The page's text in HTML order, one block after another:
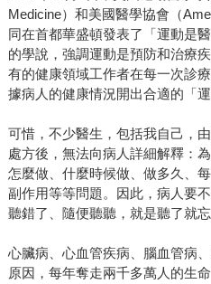
Medicine）和美國醫學協會（
同在首都華盛頓發表了「運動是
的學說，強調運動是預防和治療
有的健康領域工作者在每一次診
據病人的健康情況開出合適的「運
可惜，不少醫生，包括我自己，
處方後，無法向病人詳細解釋：
怎麼做、什麼時候做、做多久、
副作用等等問題。因此，病人要
聽錯了、隨便聽聽，就是聽了就忘
心臟病、心血管疾病、腦血管病
原因，每年奪走兩千多萬人的生